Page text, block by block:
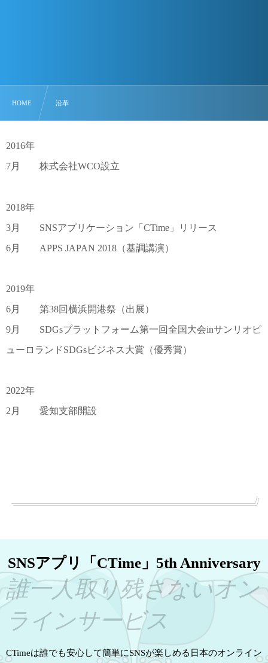
HOME 沿革
2016年
7月 株式会社WCO設立
2018年
3月 SNSアプリケーション「CTime」リリース
6月 APPS JAPAN 2018（基調講演）
2019年
6月 第38回横浜開港祭（出展）
9月 SDGsプラットフォーム第一回全国大会inサンリオピ
ューロランドSDGsビジネス大賞（優秀賞）
2022年
2月 愛知支部開設
SNSアプリ「CTime」5th Anniversary
誰一人取り残さないオン
ラインサービス
CTimeは誰でも安心して簡単にSNSが楽しめる日本のオンライン